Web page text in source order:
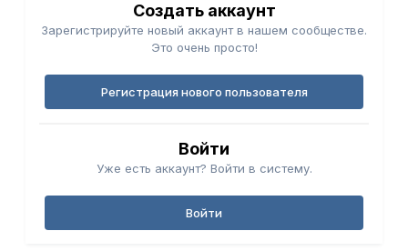
Создать аккаунт
Зарегистрируйте новый аккаунт в нашем сообществе.
Это очень просто!
Регистрация нового пользователя
Войти
Уже есть аккаунт? Войти в систему.
Войти